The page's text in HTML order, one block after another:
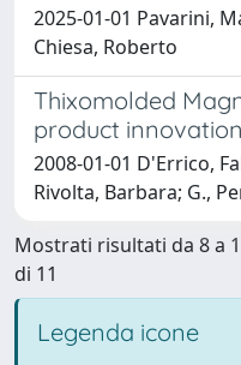
2025-01-01 Pavarini,
Chiesa, Roberto
Thixomolded
product
2008-01-01 D'Errico,
Rivolta, Barbara; G.,
Mostrati risultati da 8 a
di 11
Legenda icone